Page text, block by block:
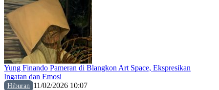
Yung Finando Pameran di Blangkon Art Space, Ekspresikan
Ingatan dan Emosi
Hiburan 11/02/2026 10:07